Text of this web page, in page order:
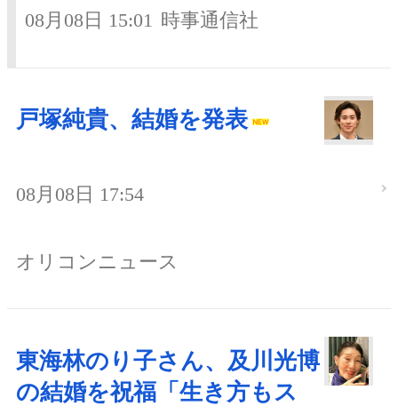
08月08日 15:01 時事通信社
戸塚純貴、結婚を発表
08月08日 17:54
オリコンニュース
東海林のり子さん、及川光博
の結婚を祝福「生き方もス